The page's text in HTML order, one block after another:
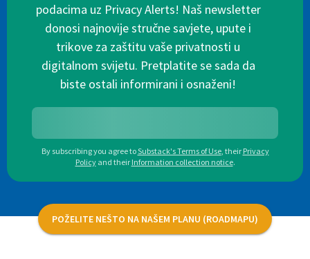
podacima uz Privacy Alerts! Naš newsletter
donosi najnovije stručne savjete, upute i
trikove za zaštitu vaše privatnosti u
digitalnom svijetu. Pretplatite se sada da
biste ostali informirani i osnaženi!
By subscribing you agree toSubstack's Terms of Use, their Privacy
Policy and their Information collection notice.
POŽELITE NEŠTO NA NAŠEM PLANU (ROADMAPU)